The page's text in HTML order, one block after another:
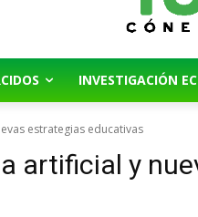
INVESTIGACIÓN
estrategias educativas
artificial y